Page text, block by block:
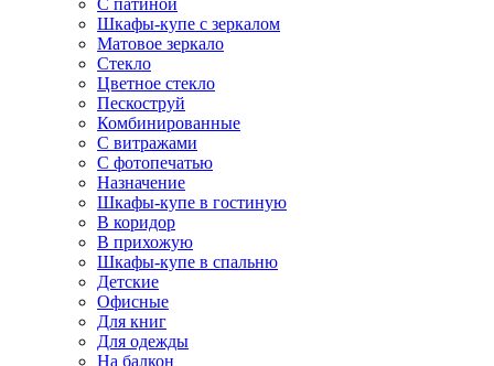
С патиной
Шкафы-купе с зеркалом
Матовое зеркало
Стекло
Цветное стекло
Пескоструй
Комбинированные
С витражами
С фотопечатью
Назначение
Шкафы-купе в гостиную
В коридор
В прихожую
Шкафы-купе в спальню
Детские
Офисные
Для книг
Для одежды
На балкон